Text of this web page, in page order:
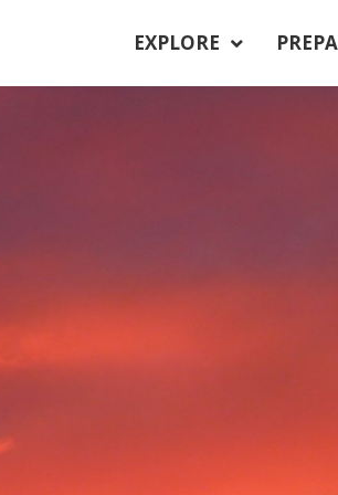
EXPLORE